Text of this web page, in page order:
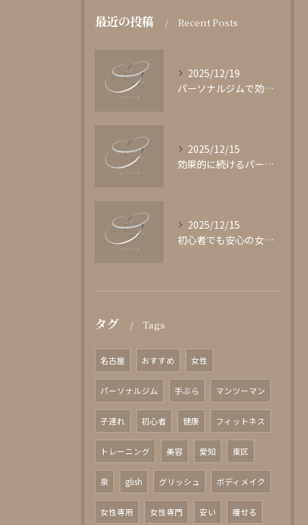
最近の投稿 Recent Posts
2025/12/19
パーソナルジムで効果的に鍛える方法
2025/12/15
効果的に続けるパーソナルジムの選び方
2025/12/15
初心者でも安心の女性専用パーソナルジム
タグ Tags
名古屋 おすすめ 女性
パーソナルジム 手ぶら マンツーマン
子連れ 初心者 健康 フィットネス
トレーニング 美容 愛知 東区
泉 glish グリッシュ ボディメイク
女性専用 女性専門 安い 痩せる